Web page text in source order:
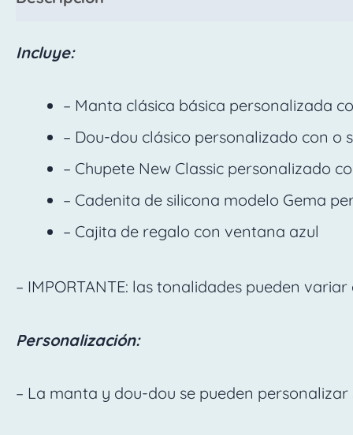
Incluye:
– Manta clásica básica personalizada
– Dou-dou clásico personalizado con o
– Chupete New Classic personalizado
– Cadenita de silicona modelo Gema
– Cajita de regalo con ventana azul
– IMPORTANTE: las tonalidades pueden
Personalización:
– La manta y dou-dou se pueden